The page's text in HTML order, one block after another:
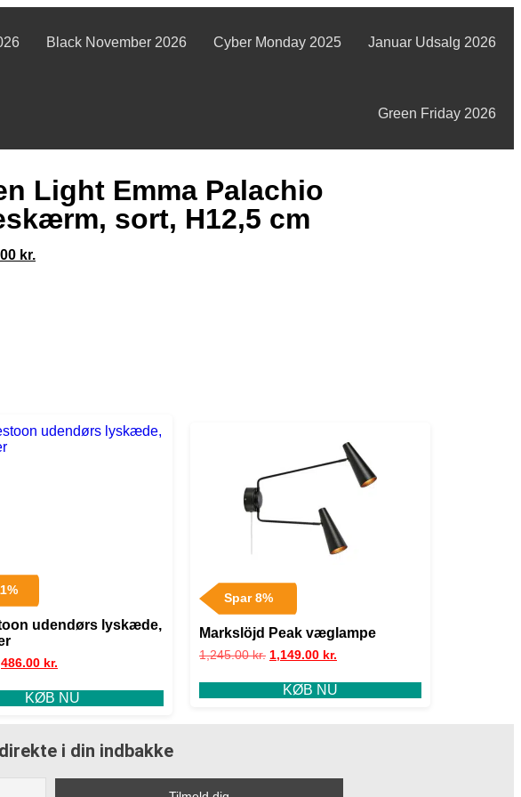
Black November 2026 Cyber Monday 2025 Januar Udsalg 2026
Green Friday 2026
Light Emma Palachio
sort, H12,5 cm
kr.
udendørs lyskæde,
486.00 kr.
KØB NU
Spar 8%
Markslöjd Peak væglampe
1,245.00kr. 1,149.00 kr.
KØB NU
i din indbakke